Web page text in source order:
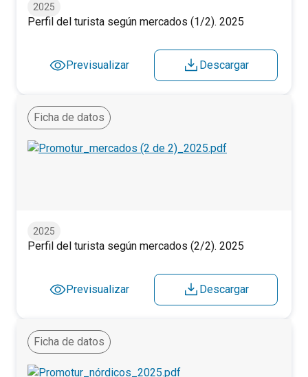
2025
Perfil del turista según mercados (1/2). 2025
Previsualizar Descargar
Ficha de datos
2025
Perfil del turista según mercados (2/2). 2025
Previsualizar Descargar
Ficha de datos